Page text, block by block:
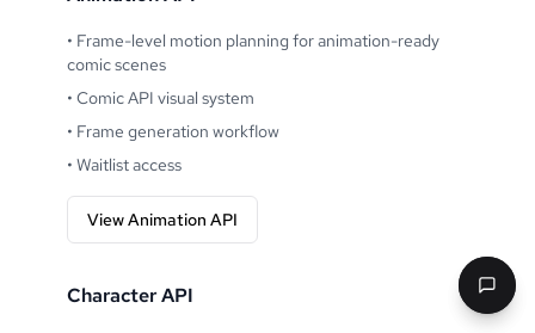
• Frame-level motion planning for animation-ready
comic scenes
• Comic API visual system
• Frame generation workflow
• Waitlist access
View Animation API
Character API